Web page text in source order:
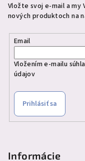
Vložte svoj e-mail a my
nových produktoch na
Email
Vložením e-mailu
údajov
Prihlásiť sa
Informácie